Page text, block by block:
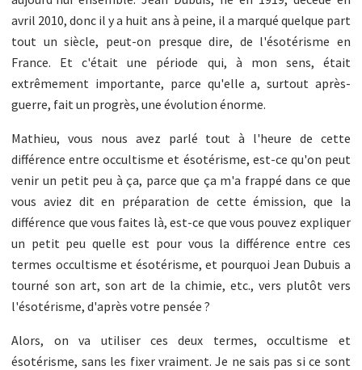
avril 2010, donc il y a huit ans à peine, il a marqué quelque part
tout un siècle, peut-on presque dire, de l'ésotérisme en
France. Et c'était une période qui, à mon sens, était
extrêmement importante, parce qu'elle a, surtout après-
guerre, fait un progrès, une évolution énorme.
Mathieu, vous nous avez parlé tout à l'heure de cette
différence entre occultisme et ésotérisme, est-ce qu'on peut
venir un petit peu à ça, parce que ça m'a frappé dans ce que
vous aviez dit en préparation de cette émission, que la
différence que vous faites là, est-ce que vous pouvez expliquer
un petit peu quelle est pour vous la différence entre ces
termes occultisme et ésotérisme, et pourquoi Jean Dubuis a
tourné son art, son art de la chimie, etc., vers plutôt vers
l'ésotérisme, d'après votre pensée ?
Alors, on va utiliser ces deux termes, occultisme et
ésotérisme, sans les fixer vraiment. Je ne sais pas si ce sont